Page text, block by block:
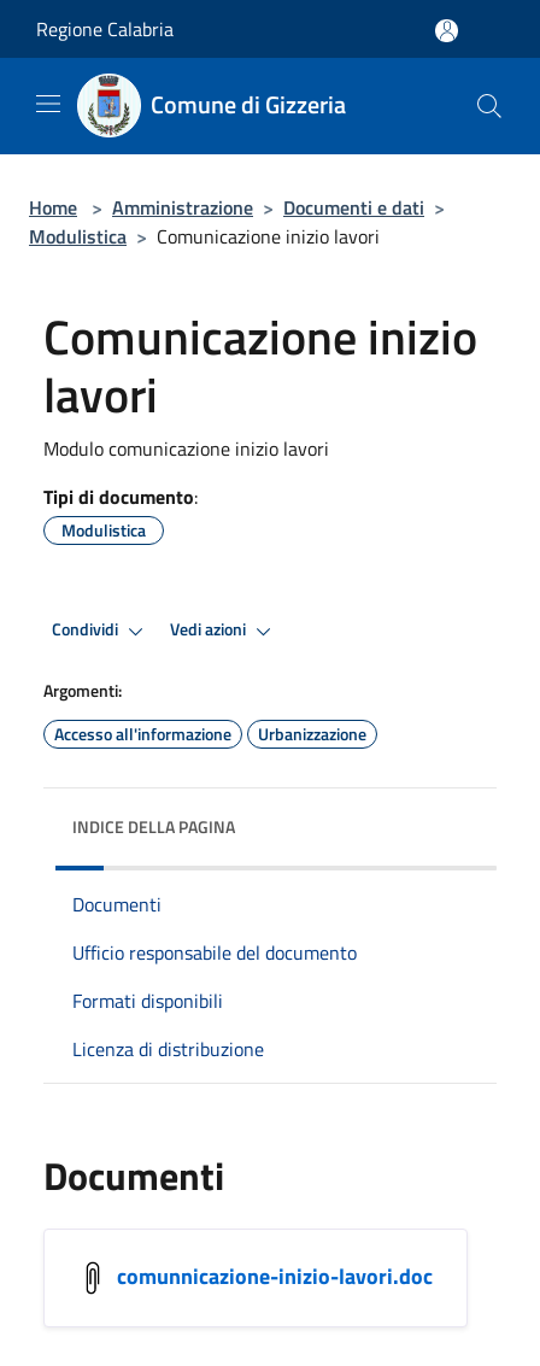
Regione Calabria
Comune di Gizzeria
Home > Amministrazione > Documenti e dati >
Modulistica > Comunicazione inizio lavori
Comunicazione inizio
lavori
Modulo comunicazione inizio lavori
Tipi di documento:
Modulistica
Condividi Vedi azioni
Argomenti:
Accesso all'informazione
Urbanizzazione
INDICE DELLA PAGINA
Documenti
Ufficio responsabile del documento
Formati disponibili
Licenza di distribuzione
Documenti
comunnicazione-inizio-lavori.doc